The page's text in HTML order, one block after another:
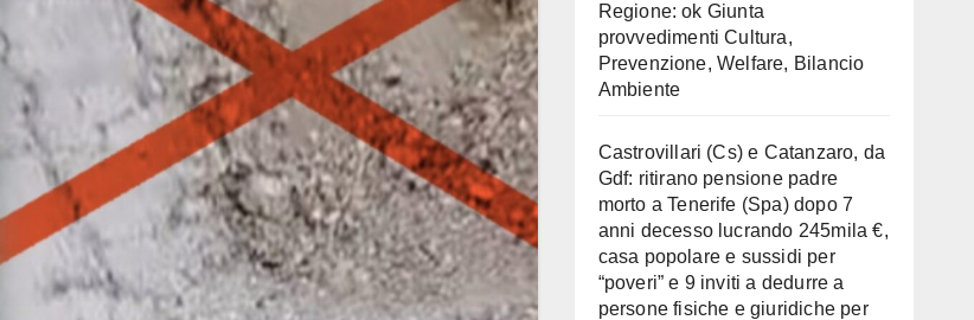
Regione: ok Giunta
provvedimenti Cultura,
Prevenzione, Welfare, Bilancio
Ambiente
Castrovillari (Cs) e Catanzaro, da
Gdf: ritirano pensione padre
morto a Tenerife (Spa) dopo 7
anni decesso lucrando 245mila €,
casa popolare e sussidi per
“poveri” e 9 inviti a dedurre a
persone fisiche e giuridiche per